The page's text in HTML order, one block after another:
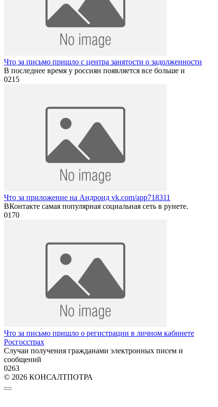
Что за письмо пришло с центра занятости о задолженности
В последнее время у россиян появляется все больше и
0215
Что за приложение на Андроид vk.com/app718311
ВКонтакте самая популярная социальная сеть в рунете.
0170
Что за письмо пришло о регистрации в личном кабинете
Росгосстрах
Случаи получения гражданами электронных писем и
сообщений
0263
© 2026 КОНСАЛТПОТРА